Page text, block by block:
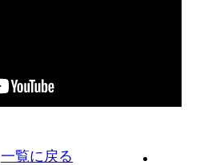
一覧に戻る